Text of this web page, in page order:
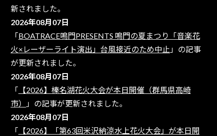
新されました。
2026年08月07日
「BOATRACE鳴門PRESENTS 鳴門の夏まつり「音楽花
火×レーザーライト演出」台風接近のため中止 」の記事
が更新されました。
2026年08月07日
「 【2026】榛名湖花火大会が本日開催（群馬県高崎
市）
」の記事が更新されました。
2026年08月07日
「 【2026】「第63回米沢納涼水上花火大会」が本日開